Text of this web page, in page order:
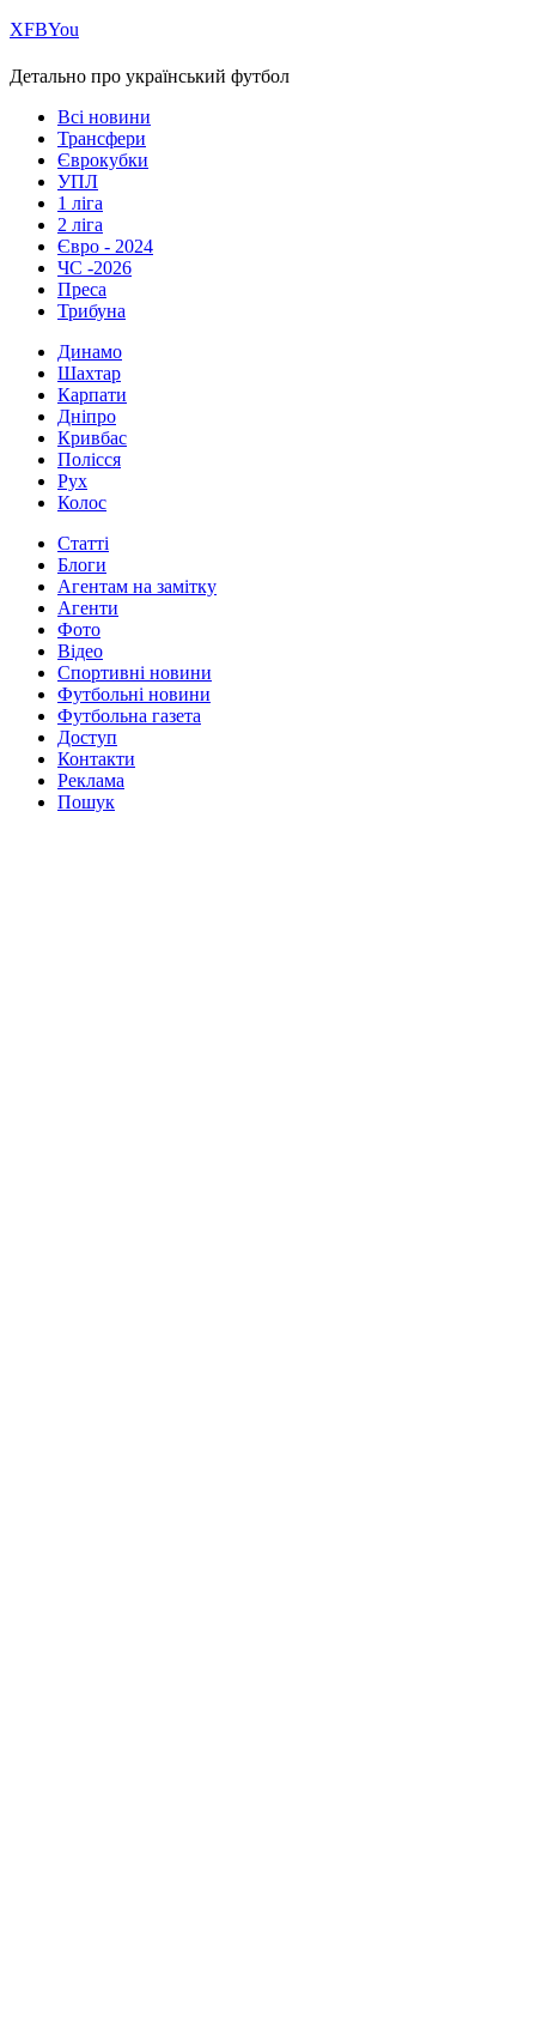
ХFBYou
Детально про український футбол
Всі новини
Трансфери
Єврокубки
УПЛ
1 ліга
2 ліга
Євро - 2024
ЧС -2026
Преса
Трибуна
Динамо
Шахтар
Карпати
Дніпро
Кривбас
Полісся
Рух
Колос
Статті
Блоги
Агентам на замітку
Агенти
Фото
Відео
Спортивні новини
Футбольні новини
Футбольна газета
Доступ
Контакти
Реклама
Пошук